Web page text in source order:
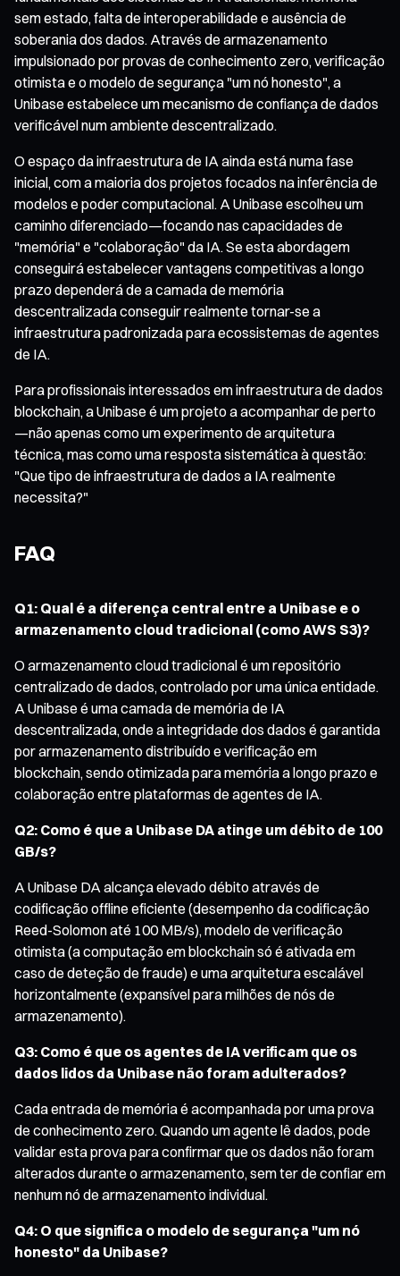
sem estado, falta de interoperabilidade e ausência de
soberania dos dados. Através de armazenamento
impulsionado por provas de conhecimento zero, verificação
otimista e o modelo de segurança "um nó honesto", a
Unibase estabelece um mecanismo de confiança de dados
verificável num ambiente descentralizado.
O espaço da infraestrutura de IA ainda está numa fase
inicial, com a maioria dos projetos focados na inferência de
modelos e poder computacional. A Unibase escolheu um
caminho diferenciado—focando nas capacidades de
"memória" e "colaboração" da IA. Se esta abordagem
conseguirá estabelecer vantagens competitivas a longo
prazo dependerá de a camada de memória
descentralizada conseguir realmente tornar-se a
infraestrutura padronizada para ecossistemas de agentes
de IA.
Para profissionais interessados em infraestrutura de dados
blockchain, a Unibase é um projeto a acompanhar de perto
—não apenas como um experimento de arquitetura
técnica, mas como uma resposta sistemática à questão:
"Que tipo de infraestrutura de dados a IA realmente
necessita?"
FAQ
Q1: Qual é a diferença central entre a Unibase e o
armazenamento cloud tradicional (como AWS S3)?
O armazenamento cloud tradicional é um repositório
centralizado de dados, controlado por uma única entidade.
A Unibase é uma camada de memória de IA
descentralizada, onde a integridade dos dados é garantida
por armazenamento distribuído e verificação em
blockchain, sendo otimizada para memória a longo prazo e
colaboração entre plataformas de agentes de IA.
Q2: Como é que a Unibase DA atinge um débito de 100
GB/s?
A Unibase DA alcança elevado débito através de
codificação offline eficiente (desempenho da codificação
Reed-Solomon até 100 MB/s), modelo de verificação
otimista (a computação em blockchain só é ativada em
caso de deteção de fraude) e uma arquitetura escalável
horizontalmente (expansível para milhões de nós de
armazenamento).
Q3: Como é que os agentes de IA verificam que os
dados lidos da Unibase não foram adulterados?
Cada entrada de memória é acompanhada por uma prova
de conhecimento zero. Quando um agente lê dados, pode
validar esta prova para confirmar que os dados não foram
alterados durante o armazenamento, sem ter de confiar em
nenhum nó de armazenamento individual.
Q4: O que significa o modelo de segurança "um nó
honesto" da Unibase?